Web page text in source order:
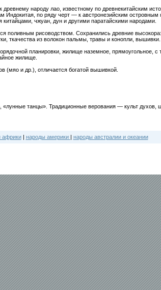
древнему народу лао, известному по древнекитайским
Индокитая, по ряду черт — к австронезийским островным
китайцами, чжуан, дун и другими паратайскими народами.
поливным рисоводством. Сохранились древние
ткачества из волокон пальмы, травы и конопли, вышивки.
планировки, жилище наземное, прямоугольное, с
жилище.
(мяо и др.), отличается богатой вышивкой.
танцы». Традиционные верования — культ духов,
африки| народы америки | народы австралии и океании